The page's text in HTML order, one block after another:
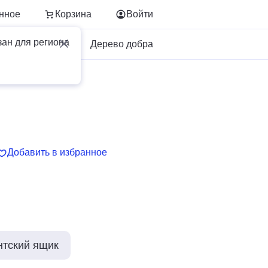
Корзина
для региона
Войти
Для бизнеса Дерево добра
Добавить в избранное
ящик